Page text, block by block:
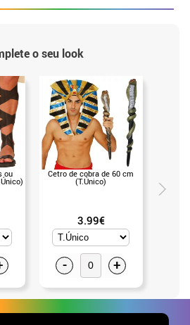
o seu look
ou Cetro de cobra de 60 cm
(T.Único)
3.99€
- +